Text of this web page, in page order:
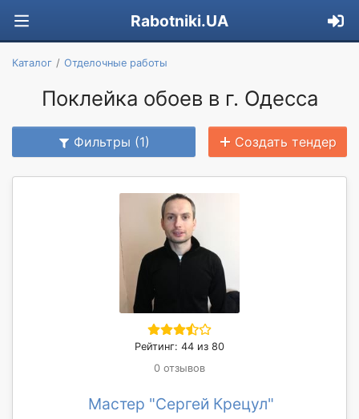
Rabotniki.UA
Каталог Отделочные работы
Поклейка обоев в г. Одесса
Фильтры (1) Создать тендер
Рейтинг: 44 из 80
0 отзывов
Мастер "Сергей Крецул"